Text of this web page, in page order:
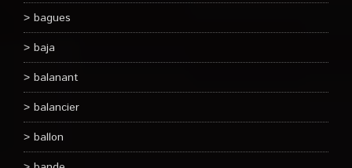
bagues
baja
balanant
balancier
ballon